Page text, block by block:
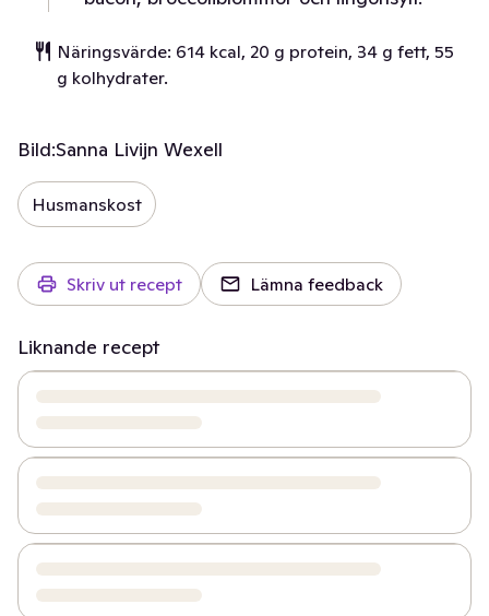
Näringsvärde: 614 kcal, 20 g protein, 34 g fett, 55
g kolhydrater.
Bild:Sanna Livijn Wexell
Husmanskost
Skriv ut recept Lämna feedback
Liknande recept